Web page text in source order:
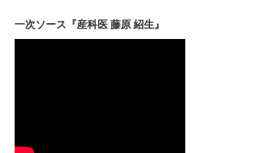
一次ソース『産科医 藤原 紹生』